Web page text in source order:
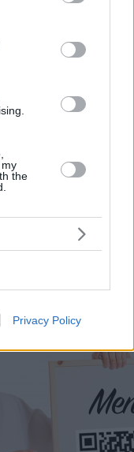
party tags to
in below Google
the
Privacy Policy
del móvil.
capaz de
a las
país está
de servicios
para que
y el
QR para el
con Recafy.